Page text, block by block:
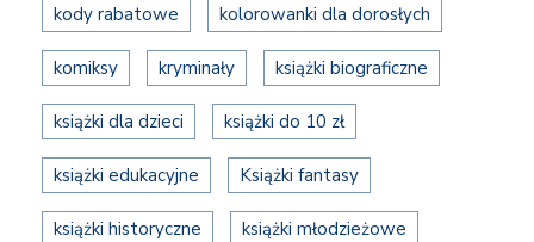
kody rabatowe kolorowanki dla dorosłych
komiksy kryminały książki biograficzne
książki dla dzieci książki do 10 zł
książki edukacyjne Książki fantasy
książki historyczne książki młodzieżowe